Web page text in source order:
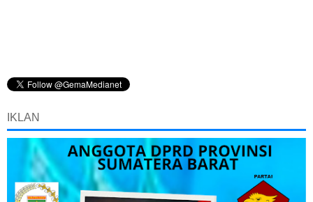
IKLAN